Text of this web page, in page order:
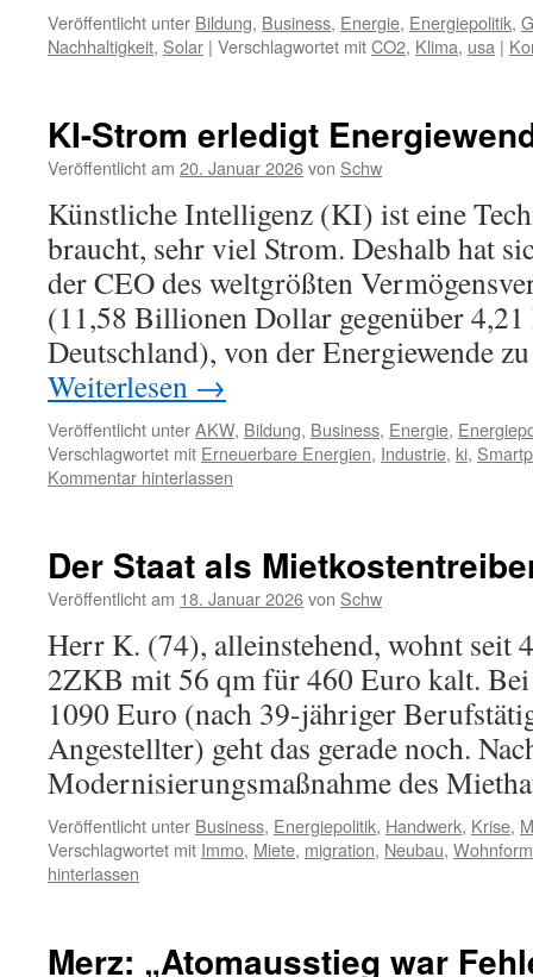
Veröffentlicht unter Bildung, Business, Energie, Energiepolitik,
Nachhaltigkeit, Solar | Verschlagwortet mitCO2, Klima, usa |
KI-Strom erledigt
Veröffentlicht am 20. Januar 2026von Schw
Künstliche Intelligenz (KI) ist eine
braucht, sehr viel Strom. Deshalb hat
der CEO des weltgrößten
(11,58 Billionen Dollar gegenüber
Deutschland), von der Energiewende
Weiterlesen →
Veröffentlicht unterAKW, Bildung, Business, Energie,
Verschlagwortet mit Erneuerbare Energien, Industrie, ki,
Kommentar hinterlassen
Der Staat als
Veröffentlicht am 18. Januar 2026von Schw
Herr K. (74), alleinstehend, wohnt seit
2ZKB mit 56 qm für 460 Euro kalt.
1090 Euro (nach 39-jähriger
Angestellter) geht das gerade noch.
Modernisierungsmaßnahme des
Veröffentlicht unter Business, Energiepolitik, Handwerk, Krise,
Verschlagwortet mit Immo, Miete, migration, Neubau,
hinterlassen
Merz: „Atomausstieg war